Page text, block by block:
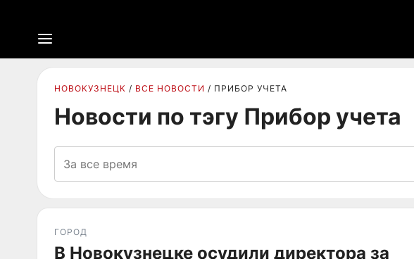
НОВОКУЗНЕЦК ВСЕ НОВОСТИ ПРИБОР УЧЕТА
Новости по тэгу Прибор учета
ГОРОД
В Новокузнецке осудили директора за